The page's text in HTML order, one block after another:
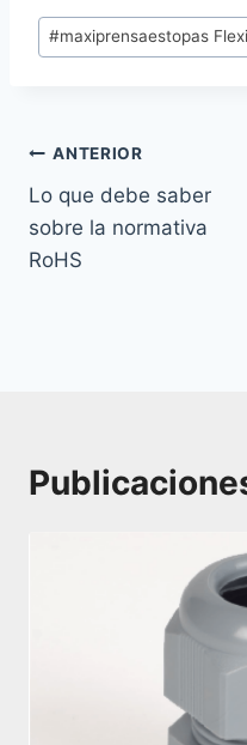
Etiquetas
de
#maxiprensaestopas
Navegación
de
entradas
ANTERIOR
Lo que debe saber
sobre la normativa
RoHS